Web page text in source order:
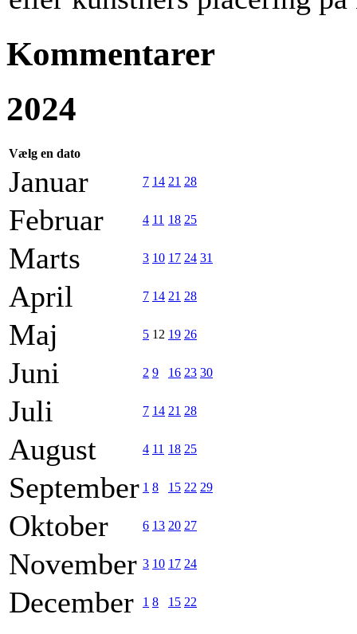
Kommentarer
2024
Vælg en dato
Januar 7 14 21 28
Februar 4 11 18 25
Marts 3 10 17 24 31
April 7 14 21 28
Maj 5 12 19 26
Juni 2 9 16 23 30
Juli 7 14 21 28
August 4 11 18 25
September 1 8 15 22 29
Oktober 6 13 20 27
November 3 10 17 24
December 1 8 15 22